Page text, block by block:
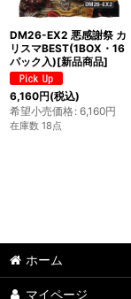
DM26-EX2 悪感謝祭 カ
リスマBEST(1BOX・16
パック入)[新品商品]
6,160円(税込)
希望小売価格: 6,160円
在庫数 18点
ホーム
マイページ